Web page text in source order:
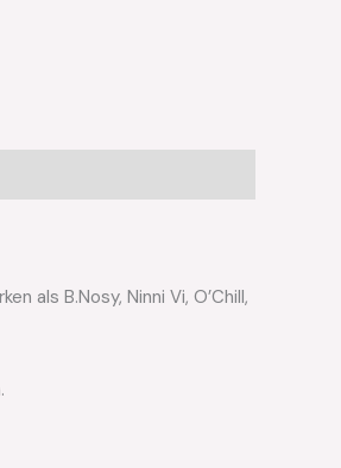
als B.Nosy, Ninni Vi, O’Chill,